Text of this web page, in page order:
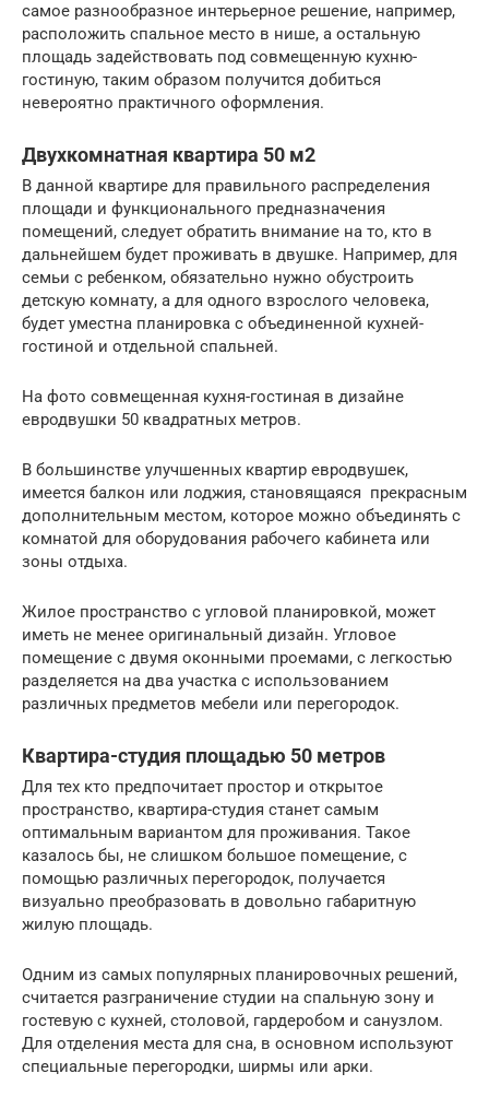
самое разнообразное интерьерное решение, например,
расположить спальное место в нише, а остальную
площадь задействовать под совмещенную кухню-
гостиную, таким образом получится добиться
невероятно практичного оформления.
Двухкомнатная квартира 50 м2
В данной квартире для правильного распределения
площади и функционального предназначения
помещений, следует обратить внимание на то, кто в
дальнейшем будет проживать в двушке. Например, для
семьи с ребенком, обязательно нужно обустроить
детскую комнату, а для одного взрослого человека,
будет уместна планировка с объединенной кухней-
гостиной и отдельной спальней.
На фото совмещенная кухня-гостиная в дизайне
евродвушки 50 квадратных метров.
В большинстве улучшенных квартир евродвушек,
имеется балкон или лоджия, становящаяся прекрасным
дополнительным местом, которое можно объединять с
комнатой для оборудования рабочего кабинета или
зоны отдыха.
Жилое пространство с угловой планировкой, может
иметь не менее оригинальный дизайн. Угловое
помещение с двумя оконными проемами, с легкостью
разделяется на два участка с использованием
различных предметов мебели или перегородок.
Квартира-студия площадью 50 метров
Для тех кто предпочитает простор и открытое
пространство, квартира-студия станет самым
оптимальным вариантом для проживания. Такое
казалось бы, не слишком большое помещение, с
помощью различных перегородок, получается
визуально преобразовать в довольно габаритную
жилую площадь.
Одним из самых популярных планировочных решений,
считается разграничение студии на спальную зону и
гостевую с кухней, столовой, гардеробом и санузлом.
Для отделения места для сна, в основном используют
специальные перегородки, ширмы или арки.